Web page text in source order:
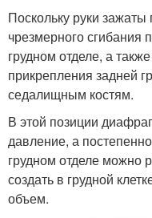
Поскольку руки
чрезмерного сгибания
грудном отделе, а
прикрепления задней
седалищным костям.
В этой позиции
давление, а
грудном отделе можно
создать в грудной
объем.